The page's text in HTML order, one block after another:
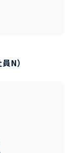
N）